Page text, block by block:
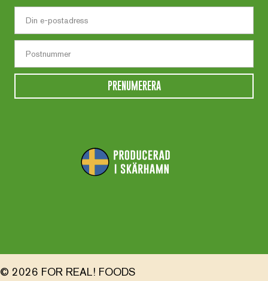
PRENUMERERA
© 2026 FOR REAL! FOODS